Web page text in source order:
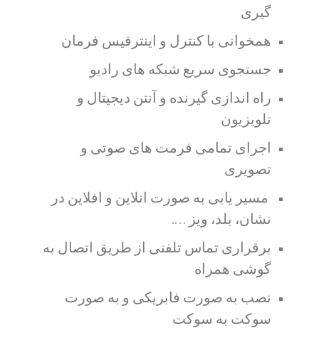
گیری
همخوانی با کنترل و اینترفیس فرمان
جستجوی سریع شبکه های رادیو
راه اندازی گیرنده و آنتن دیجیتال و
تلویزیون
اجرای تمامی فرمت های صوتی و
تصویری
مسیر یابی به صورت انلاین و افلاین در
نشان، بلد، ویز ….
برقراری تماس تلفنی از طریق اتصال به
گوشی همراه
نصب به صورت فابریکی و به صورت
سوکت به سوکت